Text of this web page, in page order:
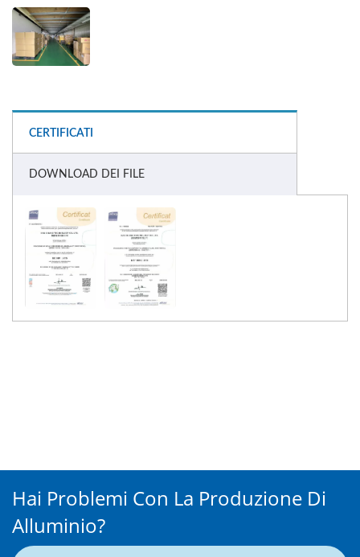
CERTIFICATI
DOWNLOAD DEI FILE
Hai Problemi Con La Produzione Di
Alluminio?